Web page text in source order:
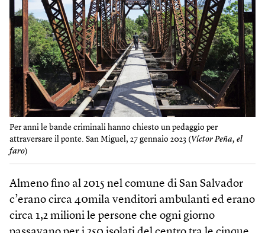
Per anni le bande criminali hanno chiesto un pedaggio per
attraversare il ponte. San Miguel, 27 gennaio 2023 (Víctor Peña, el
faro)
Almeno fino al 2015 nel comune di San Salvador
c’erano circa 40mila venditori ambulanti ed erano
circa 1,2 milioni le persone che ogni giorno